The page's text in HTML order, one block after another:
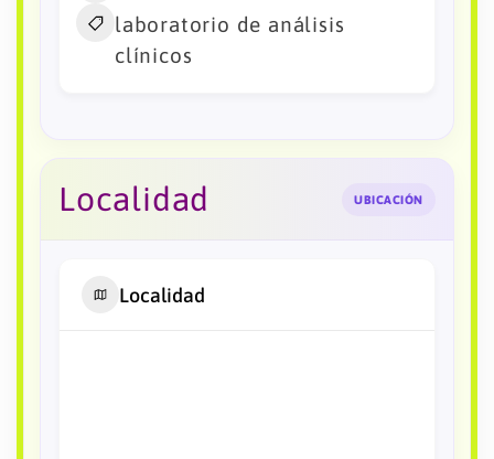
laboratorio de análisis
clínicos
Localidad UBICACIÓN
Localidad